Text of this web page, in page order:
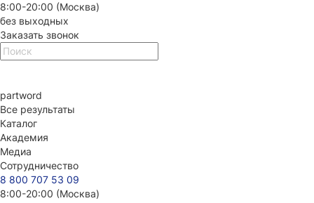
8:00-20:00 (Москва)
без выходных
Заказать звонок
partword
Все результаты
Каталог
Академия
Медиа
Сотрудничество
8 800 707 53 09
8:00-20:00 (Москва)